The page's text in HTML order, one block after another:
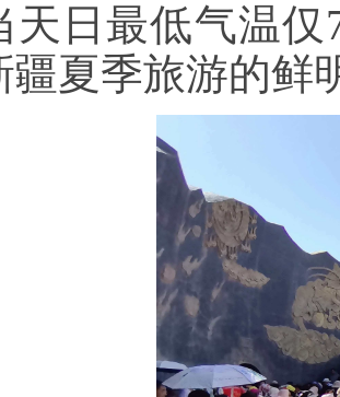
天日最低气温
疆夏季旅游的鲜